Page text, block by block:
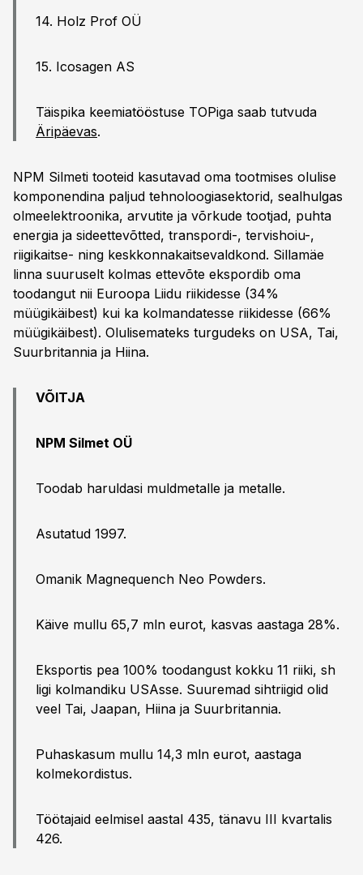
14. Holz Prof OÜ
15. Icosagen AS
Täispika keemiatööstuse TOPiga saab tutvuda
Äripäevas.
NPM Silmeti tooteid kasutavad oma tootmises olulise
komponendina paljud tehnoloogiasektorid, sealhulgas
olmeelektroonika, arvutite ja võrkude tootjad, puhta
energia ja sideettevõtted, transpordi-, tervishoiu-,
riigikaitse- ning keskkonnakaitsevaldkond. Sillamäe
linna suuruselt kolmas ettevõte ekspordib oma
toodangut nii Euroopa Liidu riikidesse (34%
müügikäibest) kui ka kolmandatesse riikidesse (66%
müügikäibest). Olulisemateks turgudeks on USA, Tai,
Suurbritannia ja Hiina.
VÕITJA
NPM Silmet OÜ
Toodab haruldasi muldmetalle ja metalle.
Asutatud 1997.
Omanik Magnequench Neo Powders.
Käive mullu 65,7 mln eurot, kasvas aastaga 28%.
Eksportis pea 100% toodangust kokku 11 riiki, sh
ligi kolmandiku USAsse. Suuremad sihtriigid olid
veel Tai, Jaapan, Hiina ja Suurbritannia.
Puhaskasum mullu 14,3 mln eurot, aastaga
kolmekordistus.
Töötajaid eelmisel aastal 435, tänavu III kvartalis
426.